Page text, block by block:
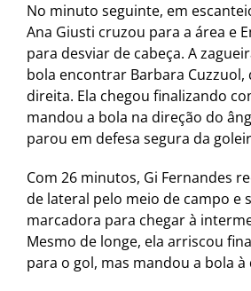
No minuto seguinte, em
Ana Giusti cruzou para a área e
para desviar de cabeça. A
bola encontrar Barbara Cuzzuol,
direita. Ela chegou finalizando
mandou a bola na direção do
parou em defesa segura da
Com 26 minutos, Gi Fernandes
de lateral pelo meio de campo e
marcadora para chegar à
Mesmo de longe, ela arriscou
para o gol, mas mandou a bola